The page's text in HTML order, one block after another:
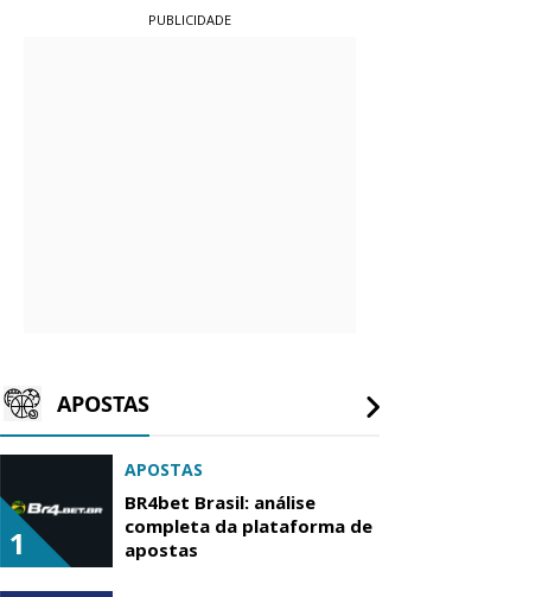
PUBLICIDADE
APOSTAS
1
APOSTAS
BR4bet Brasil: análise
completa da plataforma de
apostas